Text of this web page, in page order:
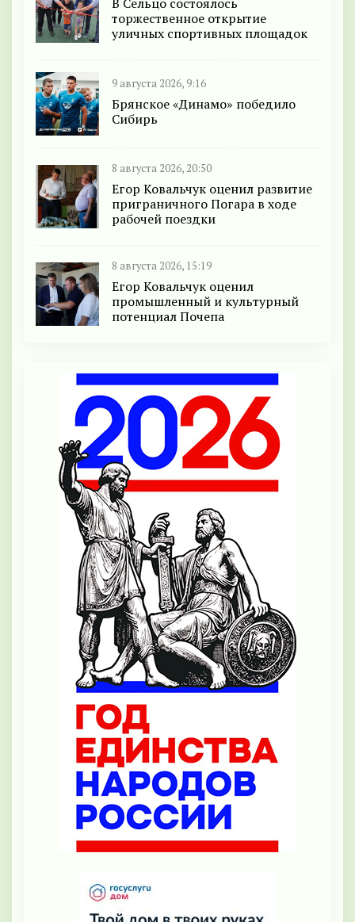
торжественное открытие
уличных спортивных площадок
9 августа 2026, 9:16
Брянское «Динамо» победило
Сибирь
8 августа 2026, 20:50
Егор Ковальчук оценил развитие
приграничного Погара в ходе
рабочей поездки
8 августа 2026, 15:19
Егор Ковальчук оценил
промышленный и культурный
потенциал Почепа